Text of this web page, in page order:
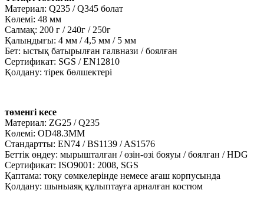
Материал: Q235 / Q345 болат
Көлемі: 48 мм
Салмақ: 200 г / 240г / 250г
Қалыңдығы: 4 мм / 4,5 мм / 5 мм
Бет: ыстық батырылған галвнази / боялған
Сертификат: SGS / EN12810
Қолдану: тірек бөлшектері
төменгі кесе
Материал: ZG25 / Q235
Көлемі: OD48.3MM
Стандартты: EN74 / BS1139 / AS1576
Беттік өңдеу: мырышталған / өзін-өзі бояуы / боялған / HDG
Сертификат: ISO9001: 2008, SGS
Қаптама: тоқу сөмкелерінде немесе ағаш корпусында
Қолдану: шыныаяқ құлыптауға арналған костюм